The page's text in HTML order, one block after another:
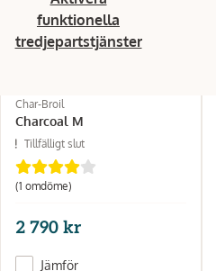
funktionella
tredjepartstjänster
Char-Broil
Charcoal M
Tillfälligt slut
(1 omdöme)
2 790 kr
Jämför